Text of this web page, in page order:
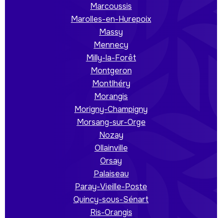
Marcoussis
Marolles-en-Hurepoix
Massy
Mennecy
Milly-la-Forêt
Montgeron
Montlhéry
Morangis
Morigny-Champigny
Morsang-sur-Orge
Nozay
Ollainville
Orsay
Palaiseau
Paray-Vieille-Poste
Quincy-sous-Sénart
Ris-Orangis